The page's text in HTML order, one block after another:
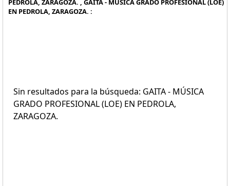
PEDROLA, ZARAGOZA. , GAITA - MÚSICA GRADO PROFESIONAL (LOE)
EN PEDROLA, ZARAGOZA. :
Sin resultados para la búsqueda: GAITA - MÚSICA
GRADO PROFESIONAL (LOE) EN PEDROLA,
ZARAGOZA.